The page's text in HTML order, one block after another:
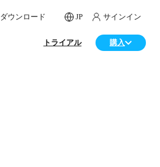
ダウンロード JP サインイン
トライアル 購入